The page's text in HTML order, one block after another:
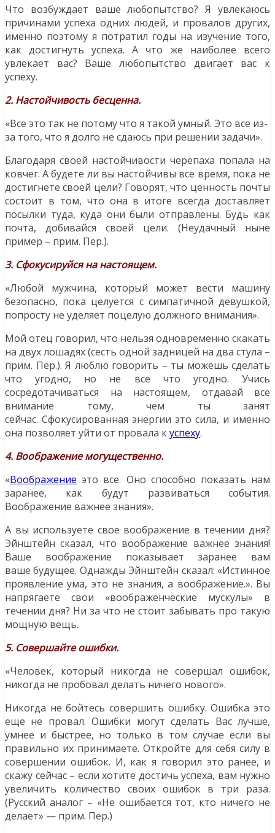
Что возбуждает ваше любопытство? Я увлекаюсь
причинами успеха одних людей, и провалов других,
именно поэтому я потратил годы на изучение того,
как достигнуть успеха. А что же наиболее всего
увлекает вас? Ваше любопытство двигает вас к
успеху.
2. Настойчивость бесценна.
«Все это так не потому что я такой умный. Это все из-
за того, что я долго не сдаюсь при решении задачи».
Благодаря своей настойчивости черепаха попала на
ковчег. А будете ли вы настойчивы все время, пока не
достигнете своей цели? Говорят, что ценность почты
состоит в том, что она в итоге всегда доставляет
посылки туда, куда они были отправлены. Будь как
почта, добивайся своей цели. (Неудачный ныне
пример – прим. Пер.).
3. Сфокусируйся на настоящем.
«Любой мужчина, который может вести машину
безопасно, пока целуется с симпатичной девушкой,
попросту не уделяет поцелую должного внимания».
Мой отец говорил, что нельзя одновременно скакать
на двух лошадях (сесть одной задницей на два стула –
прим. Пер.). Я люблю говорить – ты можешь сделать
что угодно, но не все что угодно. Учись
сосредотачиваться на настоящем, отдавай все
внимание тому, чем ты занят
сейчас. Сфокусированная энергии это сила, и именно
она позволяет уйти от провала куспеху.
4. Воображение могущественно.
«Воображение это все. Оно способно показать нам
заранее, как будут развиваться события.
Воображение важнее знания».
А вы используете свое воображение в течении дня?
Эйнштейн сказал, что воображение важнее знания!
Ваше воображение показывает заранее вам
ваше будущее. Однажды Эйнштейн сказал: «Истинное
проявление ума, это не знания, а воображение.». Вы
напрягаете свои «воображенческие мускулы» в
течении дня? Ни за что не стоит забывать про такую
мощную вещь.
5. Совершайте ошибки.
«Человек, который никогда не совершал ошибок,
никогда не пробовал делать ничего нового».
Никогда не бойтесь совершить ошибку. Ошибка это
еще не провал. Ошибки могут сделать Вас лучше,
умнее и быстрее, но только в том случае если вы
правильно их принимаете. Откройте для себя силу в
совершении ошибок. И, как я говорил это ранее, и
скажу сейчас – если хотите достичь успеха, вам нужно
увеличить количество своих ошибок в три раза.
(Русский аналог – «Не ошибается тот, кто ничего не
делает» — прим. Пер.)